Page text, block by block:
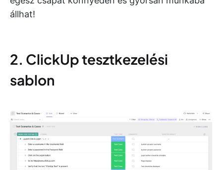
állhat!
2. ClickUp tesztkezelési
sablon